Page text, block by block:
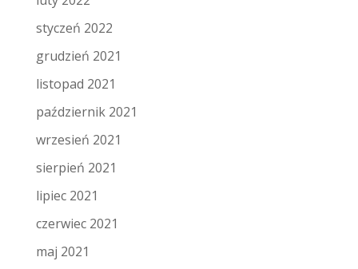
styczeń 2022
grudzień 2021
listopad 2021
październik 2021
wrzesień 2021
sierpień 2021
lipiec 2021
czerwiec 2021
maj 2021